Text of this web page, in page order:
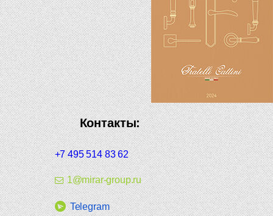
Контакты:
+7 495 514 83 62
1@mirar-group.ru
Telegram